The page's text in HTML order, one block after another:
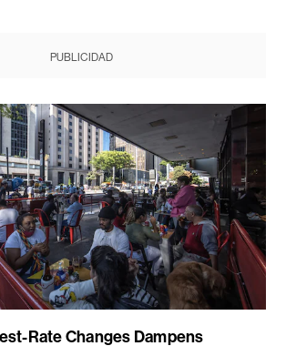
PUBLICIDAD
Rate Changes Dampens